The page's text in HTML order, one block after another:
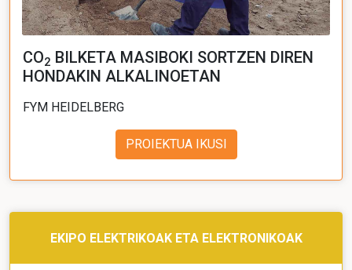
CO2 BILKETA MASIBOKI SORTZEN DIREN
HONDAKIN ALKALINOETAN
FYM HEIDELBERG
PROIEKTUA IKUSI
EKIPO ELEKTRIKOAK ETA ELEKTRONIKOAK